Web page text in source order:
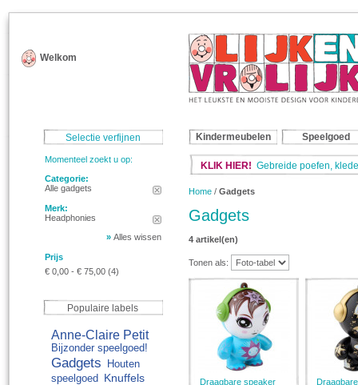
Welkom
Kindermeubelen Speelgoed
KLIK HIER! Gebreide poefen,
Home / Gadgets
Gadgets
4 artikel(en)
Tonen als:
Draagbare speaker
Selectie verfijnen
Momenteel zoekt u op:
Categorie:
Alle gadgets
Merk:
Headphonies
» Alles wissen
Prijs
€ 0,00 - € 75,00 (4)
Populaire labels
Anne-Claire Petit
Bijzonder speelgoed!
Gadgets
Houten
speelgoed
Knuffels